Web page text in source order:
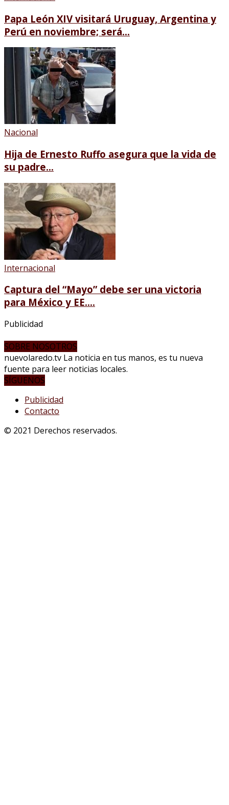
Papa León XIV visitará Uruguay, Argentina y
Perú en noviembre; será...
Nacional
Hija de Ernesto Ruffo asegura que la vida de
su padre...
Internacional
Captura del “Mayo” debe ser una victoria
para México y EE....
Publicidad
SOBRE NOSOTROS
nuevolaredo.tv La noticia en tus manos, es tu nueva
fuente para leer noticias locales.
SÍGUENOS
Publicidad
Contacto
© 2021 Derechos reservados.